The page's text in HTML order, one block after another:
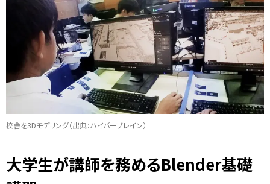
校舎を3Dモデリング（出典：ハイパーブレイン）
大学生が講師を務めるBlender基礎